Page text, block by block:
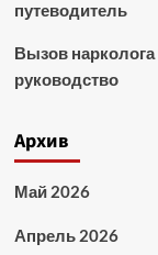
путеводитель
Вызов
руководство
Архив
Май 2026
Апрель 2026